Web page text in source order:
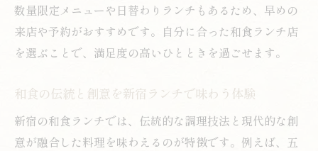
数量限定メニューや日替わりランチもあるため、早めの
来店や予約がおすすめです。自分に合った和食ランチ店
を選ぶことで、満足度の高いひとときを過ごせます。
和食の伝統と創意を新宿ランチで味わう体験
新宿の和食ランチでは、伝統的な調理技法と現代的な創
意が融合した料理を味わえるのが特徴です。例えば、五